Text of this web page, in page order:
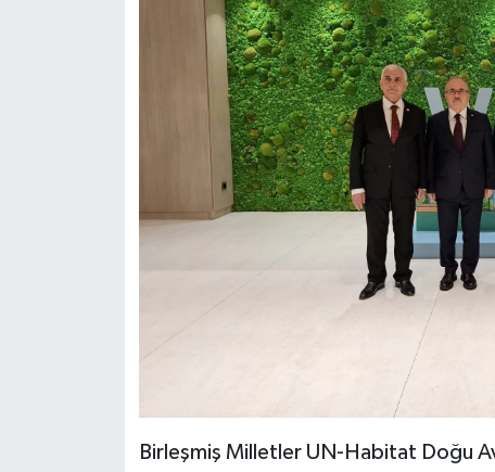
Birleşmiş Milletler UN-Habitat Doğu